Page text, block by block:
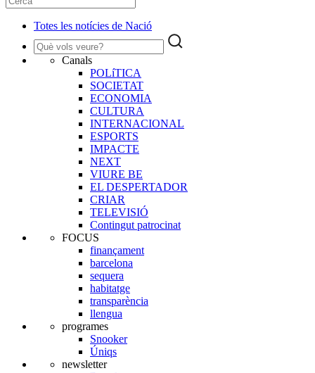
Totes les notícies de Nació
Canals
POLíTICA
SOCIETAT
ECONOMIA
CULTURA
INTERNACIONAL
ESPORTS
IMPACTE
NEXT
VIURE BE
EL DESPERTADOR
CRIAR
TELEVISIÓ
Contingut patrocinat
FOCUS
finançament
barcelona
sequera
habitatge
transparència
llengua
programes
Snooker
Úniqs
newsletter